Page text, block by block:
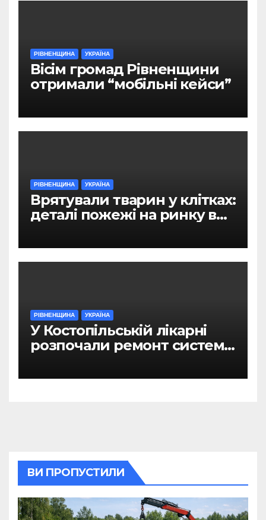
РІВНЕНЩИНА УКРАЇНА
Вісім громад Рівненщини
отримали “мобільні кейси”
РІВНЕНЩИНА УКРАЇНА
Врятували тварин у клітках:
деталі пожежі на ринку в
РІВНЕНЩИНА УКРАЇНА
У Костопільській лікарні
розпочали ремонт системи
ВИ ПРОПУСТИЛИ